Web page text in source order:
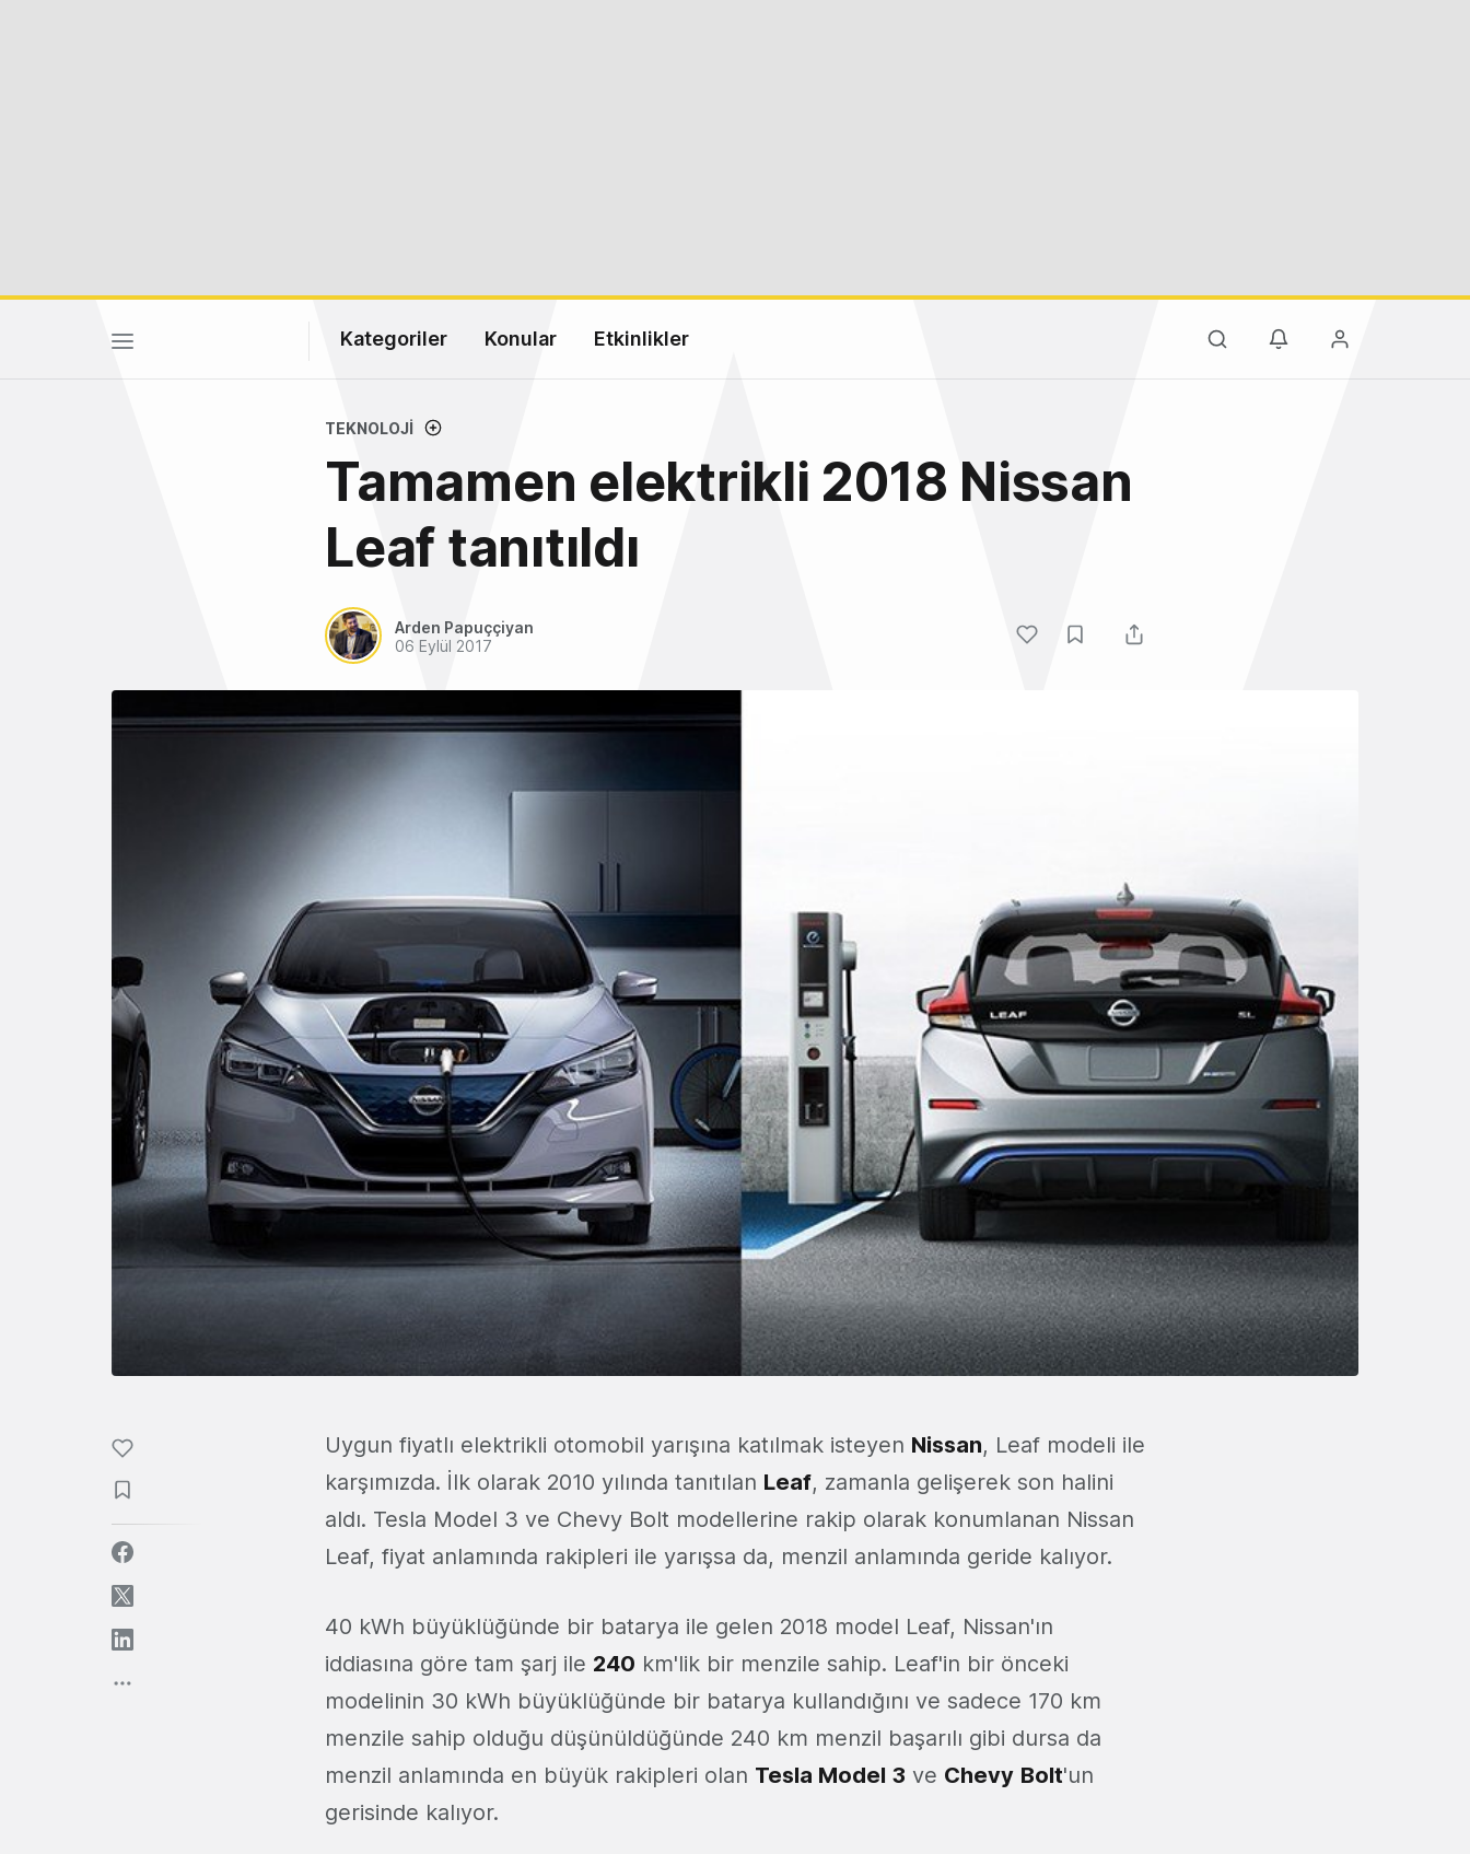
Kategoriler Konular Etkinlikler
TEKNOLOJI
Tamamen elektrikli 2018 Nissan
Leaf tanıtıldı
Arden Papuççiyan
06 Eylül 2017
Uygun fiyatlı elektrikli otomobil yarışına katılmak isteyen Nissan, Leaf modeli ile
karşımızda. İlk olarak 2010 yılında tanıtılan Leaf, zamanla gelişerek son halini
aldı. Tesla Model 3 ve Chevy Bolt modellerine rakip olarak konumlanan Nissan
Leaf, fiyat anlamında rakipleri ile yarışsa da, menzil anlamında geride kalıyor.
40 kWh büyüklüğünde bir batarya ile gelen 2018 model Leaf, Nissan'ın
iddiasına göre tam şarj ile 240 km'lik bir menzile sahip. Leaf'in bir önceki
modelinin 30 kWh büyüklüğünde bir batarya kullandığını ve sadece 170 km
menzile sahip olduğu düşünüldüğünde 240 km menzil başarılı gibi dursa da
menzil anlamında en büyük rakipleri olan Tesla Model 3 ve Chevy Bolt'un
gerisinde kalıyor.